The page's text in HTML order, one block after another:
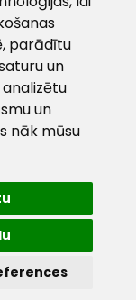
parādītu
un
un
nāk mūsu